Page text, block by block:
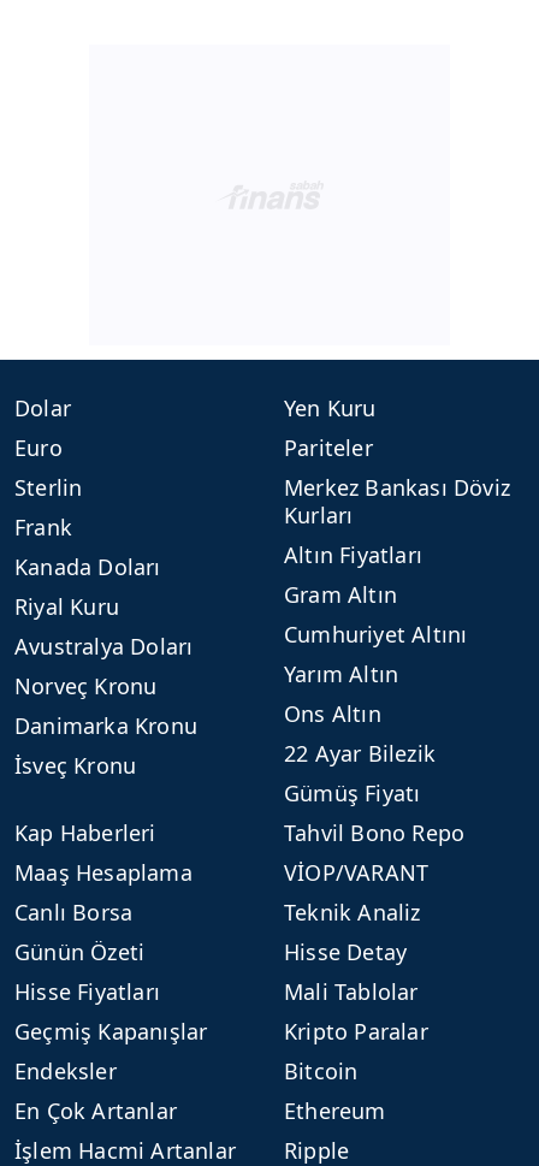
Dolar
Euro
Sterlin
Frank
Kanada Doları
Riyal Kuru
Avustralya Doları
Norveç Kronu
Danimarka Kronu
İsveç Kronu
Yen Kuru
Pariteler
Merkez Bankası Döviz
Kurları
Altın Fiyatları
Gram Altın
Cumhuriyet Altını
Yarım Altın
Ons Altın
22 Ayar Bilezik
Gümüş Fiyatı
Kap Haberleri
Maaş Hesaplama
Canlı Borsa
Günün Özeti
Hisse Fiyatları
Geçmiş Kapanışlar
Endeksler
En Çok Artanlar
İşlem Hacmi Artanlar
Tahvil Bono Repo
VİOP/VARANT
Teknik Analiz
Hisse Detay
Mali Tablolar
Kripto Paralar
Bitcoin
Ethereum
Ripple